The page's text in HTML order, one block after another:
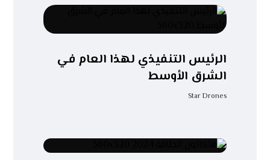
الرئيس التنفيذي لهذا العام في
الشرق الأوسط
Star Drones